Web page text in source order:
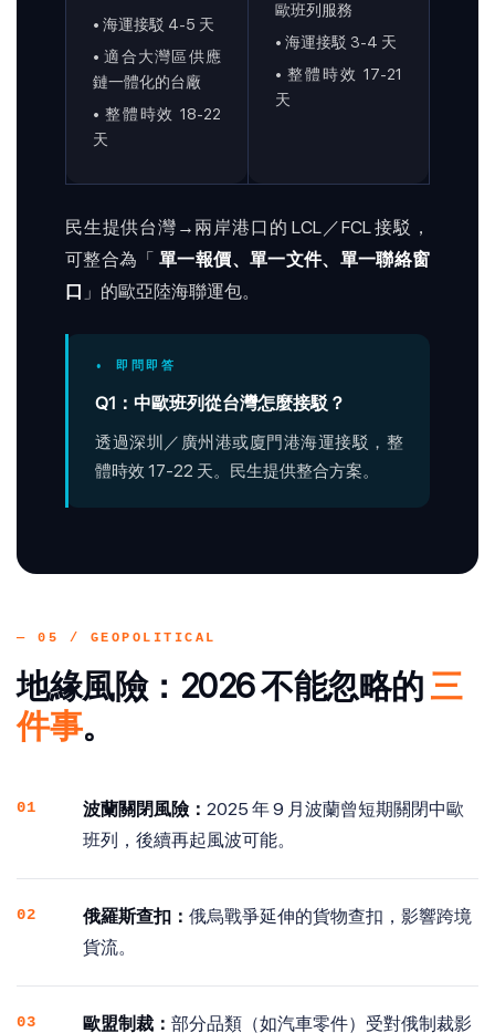
• 海運接駁 4-5 天
• 適合大灣區供應
鏈一體化的台廠
• 整體時效 18-22
天
歐班列服務
• 海運接駁 3-4 天
• 整體時效 17-21
天
民生提供台灣→兩岸港口的 LCL／FCL 接駁，
可整合為「單一報價、單一文件、單一聯絡窗
口 」的歐亞陸海聯運包。
• 即問即答
Q1：中歐班列從台灣怎麼接駁？
透過深圳／廣州港或廈門港海運接駁，整
體時效 17-22 天。民生提供整合方案。
— 05 / GEOPOLITICAL
地緣風險：2026 不能忽略的三
件事。
01 波蘭關閉風險： 2025 年 9 月波蘭曾短期關閉中歐
班列，後續再起風波可能。
02 俄羅斯查扣： 俄烏戰爭延伸的貨物查扣，影響跨境
貨流。
03 歐盟制裁： 部分品類（如汽車零件）受對俄制裁影